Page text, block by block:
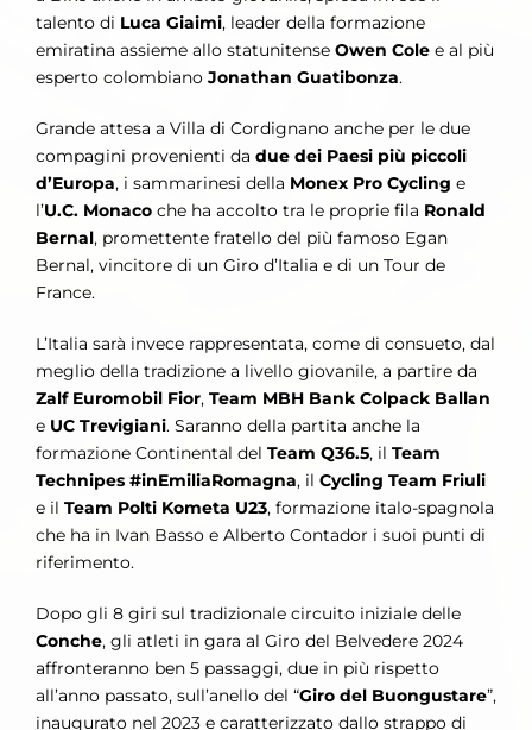
talento di Luca Giaimi, leader della formazione
emiratina assieme allo statunitense Owen Cole e al più
esperto colombiano Jonathan Guatibonza.
Grande attesa a Villa di Cordignano anche per le due
compagini provenienti da due dei Paesi più piccoli
d’Europa, i sammarinesi della Monex Pro Cycling e
l’U.C. Monaco che ha accolto tra le proprie fila Ronald
Bernal, promettente fratello del più famoso Egan
Bernal, vincitore di un Giro d’Italia e di un Tour de
France.
L’Italia sarà invece rappresentata, come di consueto, dal
meglio della tradizione a livello giovanile, a partire da
Zalf Euromobil Fior, Team MBH Bank Colpack Ballan
e UC Trevigiani. Saranno della partita anche la
formazione Continental del Team Q36.5, il Team
Technipes #inEmiliaRomagna, il Cycling Team Friuli
e il Team Polti Kometa U23, formazione italo-spagnola
che ha in Ivan Basso e Alberto Contador i suoi punti di
riferimento.
Dopo gli 8 giri sul tradizionale circuito iniziale delle
Conche, gli atleti in gara al Giro del Belvedere 2024
affronteranno ben 5 passaggi, due in più rispetto
all’anno passato, sull’anello del “Giro del Buongustare”,
inaugurato nel 2023 e caratterizzato dallo strappo di